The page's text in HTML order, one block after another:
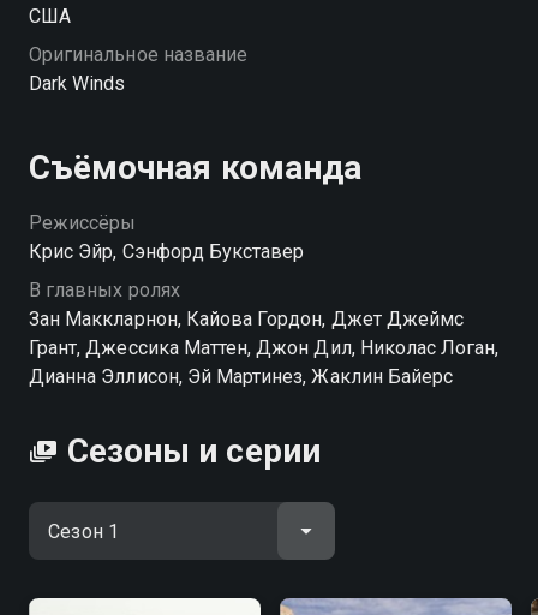
США
Оригинальное название
Dark Winds
Съёмочная команда
Режиссёры
Крис Эйр, Сэнфорд Букставер
В главных ролях
Зан Маккларнон, Кайова Гордон, Джет Джеймс
Грант, Джессика Маттен, Джон Дил, Николас Логан,
Дианна Эллисон, Эй Мартинез, Жаклин Байерс
Сезоны и серии